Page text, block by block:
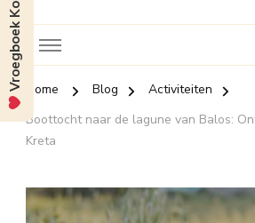
Home Blog
Activiteiten
Boottocht naar de lagune van Balos:
Kreta
Vroegboek Korting